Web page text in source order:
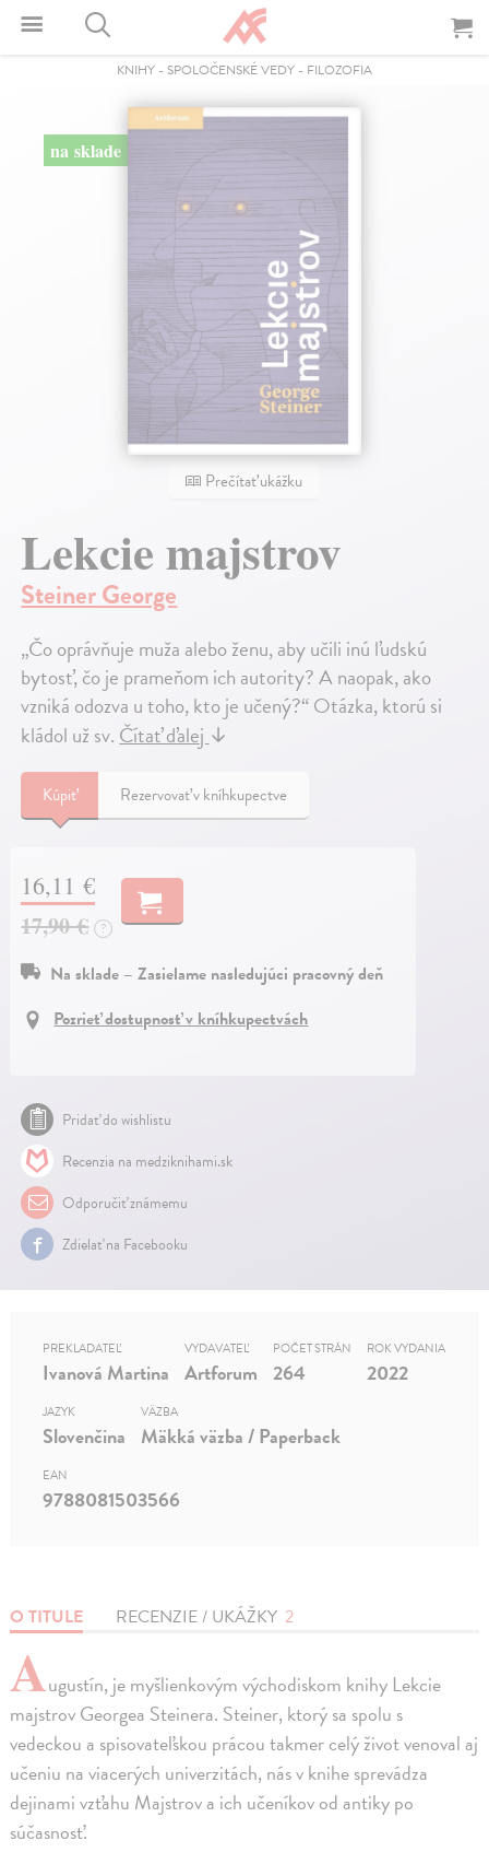
KNIHY - SPOLOČENSKÉ VEDY - FILOZOFIA
na sklade
Prečítať ukážku
Lekcie majstrov
Steiner George
„Čo oprávňuje muža alebo ženu, aby učili inú ľudskú
bytosť, čo je prameňom ich autority? A naopak, ako
vzniká odozva u toho, kto je učený?“ Otázka, ktorú si
kládol už sv.Čítať ďalej↓
Kúpiť Rezervovať v kníhkupectve
16,11 €
17,90 € ?
Na sklade – Zasielame nasledujúci pracovný deň
Pozrieť dostupnosť v kníhkupectvách
Pridať do wishlistu
Recenzia na medziknihami.sk
Odporučiť známemu
Zdielať na Facebooku
O TITULE RECENZIE / UKÁŽKY 2
Augustín, je myšlienkovým východiskom knihy Lekcie
majstrov Georgea Steinera. Steiner, ktorý sa spolu s
vedeckou a spisovateľskou prácou takmer celý život venoval aj
učeniu na viacerých univerzitách, nás v knihe sprevádza
dejinami vzťahu Majstrov a ich učeníkov od antiky po
súčasnosť.
PREKLADATEĽ
Ivanová Martina
VYDAVATEĽ
Artforum
POČET STRÁN
264
ROK VYDANIA
2022
JAZYK
Slovenčina
VÄZBA
Mäkká väzba / Paperback
EAN
9788081503566